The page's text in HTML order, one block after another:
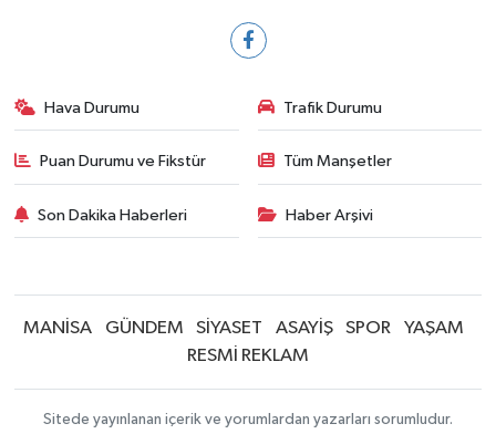
Hava Durumu Trafik Durumu
Puan Durumu ve Fikstür Tüm Manşetler
Son Dakika Haberleri Haber Arşivi
MANİSA GÜNDEM SİYASET ASAYİŞ SPOR
YAŞAM
RESMİ REKLAM
Sitede yayınlanan içerik ve yorumlardan yazarları sorumludur.